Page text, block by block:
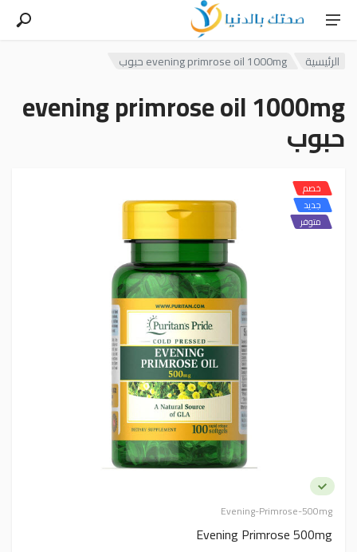
الرئيسية evening primrose oil 1000mg حبوب
evening primrose oil 1000mg
حبوب
Evening-Primrose-500mg
خصم
جديد
متوفر
Evening Primrose 500mg